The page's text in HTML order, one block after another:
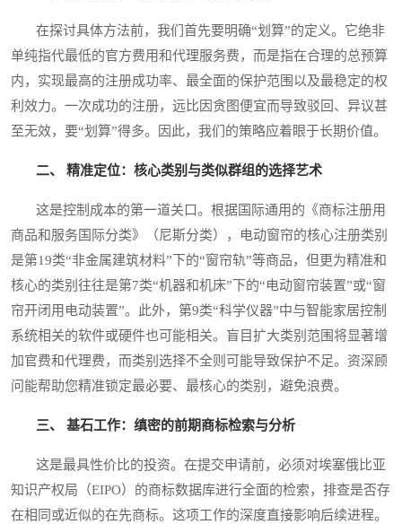
在探讨具体方法前，我们首先要明确“划算”的定义。它绝非
单纯指代最低的官方费用和代理服务费，而是指在合理的总预算
内，实现最高的注册成功率、最全面的保护范围以及最稳定的权
利效力。一次成功的注册，远比因贪图便宜而导致驳回、异议甚
至无效，要“划算”得多。因此，我们的策略应着眼于长期价值。
二、 精准定位：核心类别与类似群组的选择艺术
这是控制成本的第一道关口。根据国际通用的《商标注册用
商品和服务国际分类》（尼斯分类），电动窗帘的核心注册类别
是第19类“非金属建筑材料”下的“窗帘轨”等商品，但更为精准和
核心的类别往往是第7类“机器和机床”下的“电动窗帘装置”或“窗
帘开闭用电动装置”。此外，第9类“科学仪器”中与智能家居控制
系统相关的软件或硬件也可能相关。盲目扩大类别范围将显著增
加官费和代理费，而类别选择不全则可能导致保护不足。资深顾
问能帮助您精准锁定最必要、最核心的类别，避免浪费。
三、 基石工作：缜密的前期商标检索与分析
这是最具性价比的投资。在提交申请前，必须对埃塞俄比亚
知识产权局（EIPO）的商标数据库进行全面的检索，排查是否存
在相同或近似的在先商标。这项工作的深度直接影响后续进程。